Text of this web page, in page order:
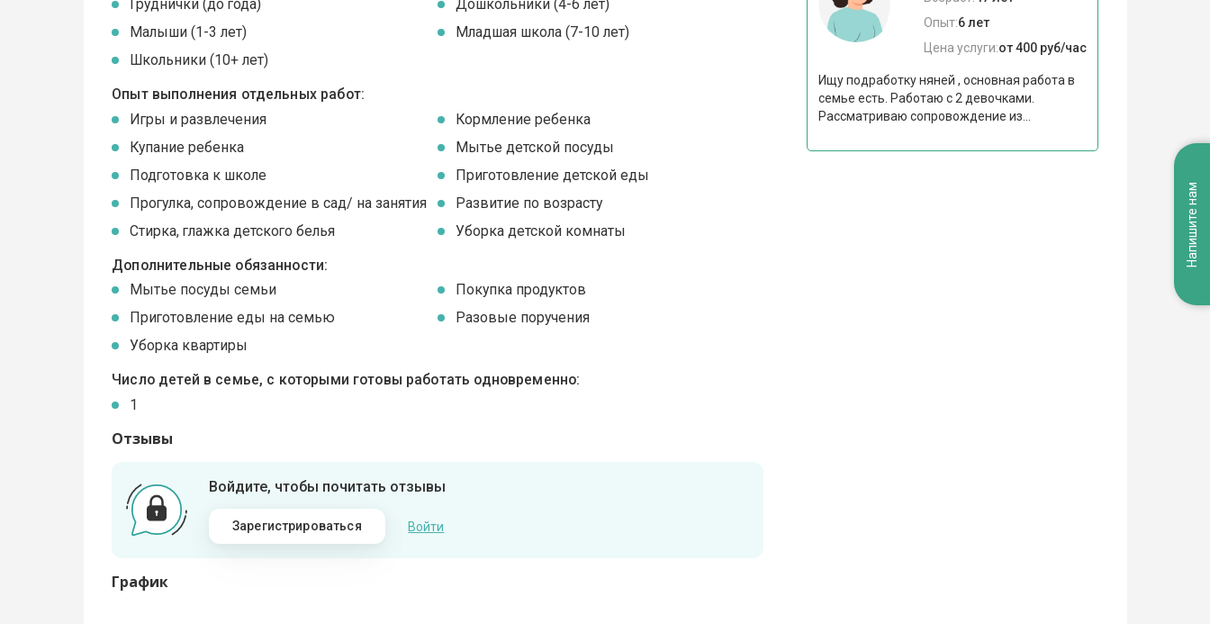
Груднички (до года)
Дошкольники (4-6 лет)
Малыши (1-3 лет)
Младшая школа (7-10 лет)
Школьники (10+ лет)
Опыт выполнения отдельных работ:
Игры и развлечения
Кормление ребенка
Купание ребенка
Мытье детской посуды
Подготовка к школе
Приготовление детской еды
Прогулка, сопровождение в сад/ на занятия
Развитие по возрасту
Стирка, глажка детского белья
Уборка детской комнаты
Дополнительные обязанности:
Мытье посуды семьи
Покупка продуктов
Приготовление еды на семью
Разовые поручения
Уборка квартиры
Число детей в семье, с которыми готовы работать одновременно:
1
Отзывы
Войдите, чтобы почитать отзывы
Зарегистрироваться Войти
График
Опыт:6 лет
Цена услуги:от 400 руб/час
Ищу подработку няней , основная работа в
семье есть. Работаю с 2 девочками.
Рассматриваю сопровождение из...
Напишите нам